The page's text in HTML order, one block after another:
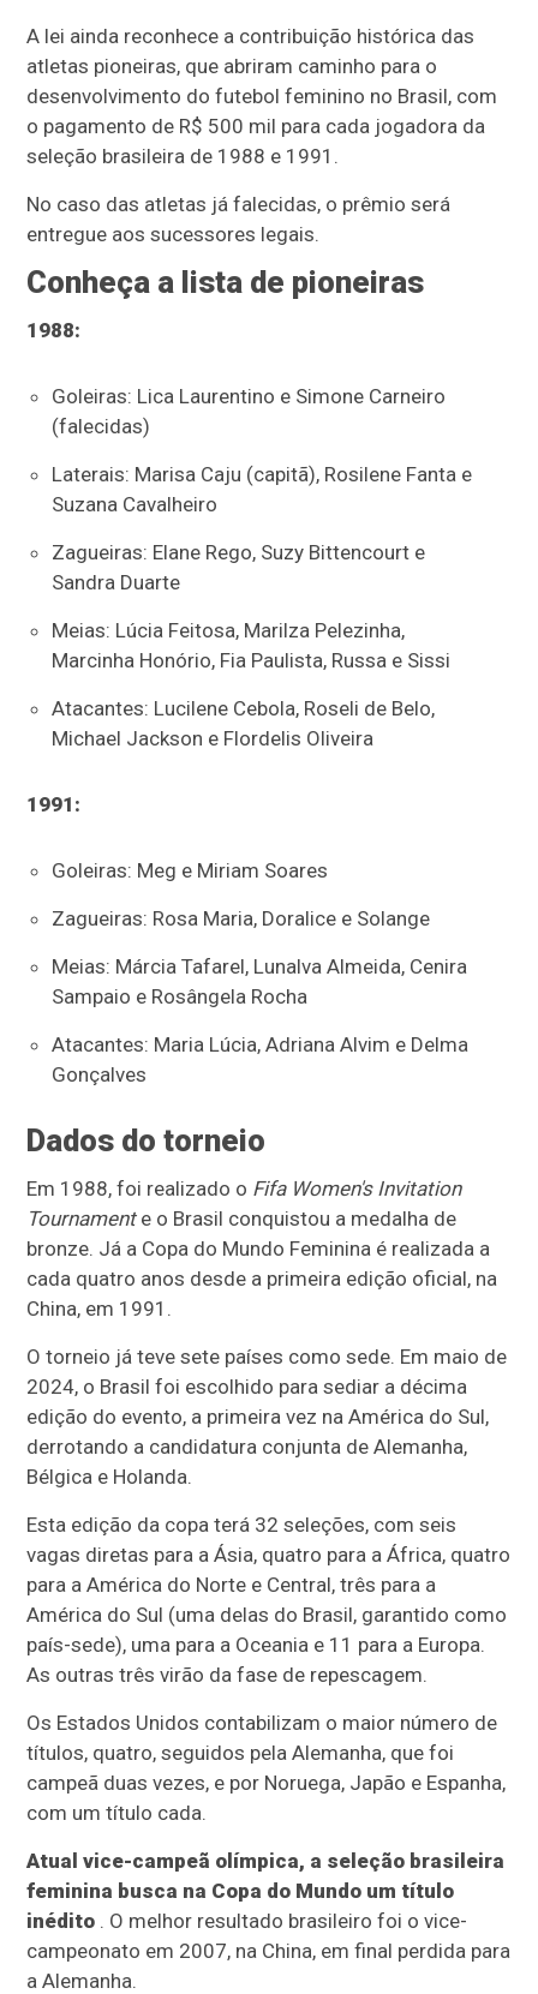
A lei ainda reconhece a contribuição histórica das
atletas pioneiras, que abriram caminho para o
desenvolvimento do futebol feminino no Brasil, com
o pagamento de R$ 500 mil para cada jogadora da
seleção brasileira de 1988 e 1991.
No caso das atletas já falecidas, o prêmio será
entregue aos sucessores legais.
Conheça a lista de pioneiras
1988:
Goleiras: Lica Laurentino e Simone Carneiro
(falecidas)
Laterais: Marisa Caju (capitã), Rosilene Fanta e
Suzana Cavalheiro
Zagueiras: Elane Rego, Suzy Bittencourt e
Sandra Duarte
Meias: Lúcia Feitosa, Marilza Pelezinha,
Marcinha Honório, Fia Paulista, Russa e Sissi
Atacantes: Lucilene Cebola, Roseli de Belo,
Michael Jackson e Flordelis Oliveira
1991:
Goleiras: Meg e Miriam Soares
Zagueiras: Rosa Maria, Doralice e Solange
Meias: Márcia Tafarel, Lunalva Almeida, Cenira
Sampaio e Rosângela Rocha
Atacantes: Maria Lúcia, Adriana Alvim e Delma
Gonçalves
Dados do torneio
Em 1988, foi realizado o Fifa Women's Invitation
Tournamente o Brasil conquistou a medalha de
bronze. Já a Copa do Mundo Feminina é realizada a
cada quatro anos desde a primeira edição oficial, na
China, em 1991.
O torneio já teve sete países como sede. Em maio de
2024, o Brasil foi escolhido para sediar a décima
edição do evento, a primeira vez na América do Sul,
derrotando a candidatura conjunta de Alemanha,
Bélgica e Holanda.
Esta edição da copa terá 32 seleções, com seis
vagas diretas para a Ásia, quatro para a África, quatro
para a América do Norte e Central, três para a
América do Sul (uma delas do Brasil, garantido como
país-sede), uma para a Oceania e 11 para a Europa.
As outras três virão da fase de repescagem.
Os Estados Unidos contabilizam o maior número de
títulos, quatro, seguidos pela Alemanha, que foi
campeã duas vezes, e por Noruega, Japão e Espanha,
com um título cada.
Atual vice-campeã olímpica, a seleção brasileira
feminina busca na Copa do Mundo um título
inédito . O melhor resultado brasileiro foi o vice-
campeonato em 2007, na China, em final perdida para
a Alemanha.